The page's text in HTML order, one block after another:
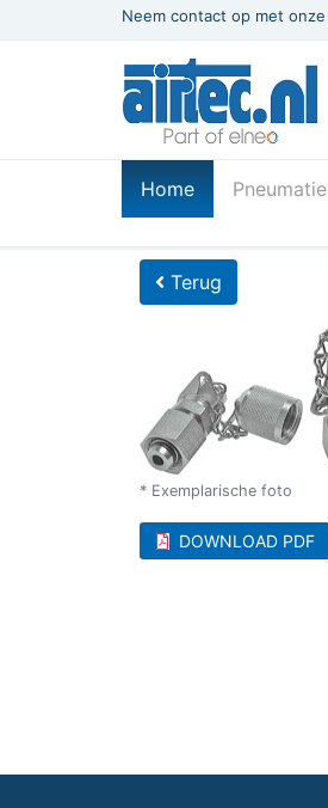
Neem contact op met
Home(current)
Terug
* Exemplarische foto
DOWNLOAD PDF